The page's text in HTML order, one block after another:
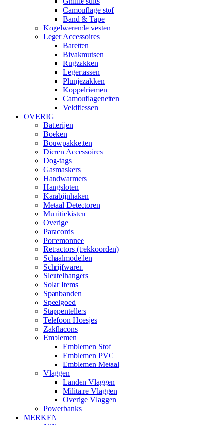
Camouflage stof
Band & Tape
Kogelwerende vesten
Leger Accessoires
Baretten
Bivakmutsen
Rugzakken
Legertassen
Plunjezakken
Koppelriemen
Camouflagenetten
Veldflessen
OVERIG
Batterijen
Boeken
Bouwpakketten
Dieren Accessoires
Dog-tags
Gasmaskers
Handwarmers
Hangsloten
Karabijnhaken
Metaal Detectoren
Munitiekisten
Overige
Paracords
Portemonnee
Retractors (trekkoorden)
Schaalmodellen
Schrijfwaren
Sleutelhangers
Solar Items
Spanbanden
Speelgoed
Stappentellers
Telefoon Hoesjes
Zakflacons
Emblemen
Emblemen Stof
Emblemen PVC
Emblemen Metaal
Vlaggen
Landen Vlaggen
Militaire Vlaggen
Overige Vlaggen
Powerbanks
MERKEN